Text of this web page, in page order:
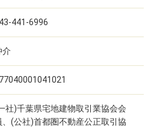
441-6996
介
社)千葉県宅地建物取引業協会会
、(公社)首都圏不動産公正取引協